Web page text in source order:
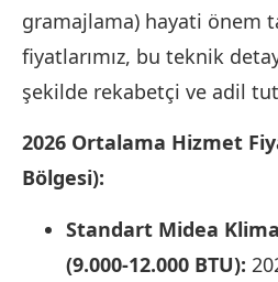
gramajlama) hayati önem
fiyatlarımız, bu teknik
şekilde rekabetçi ve adil
2026 Ortalama Hizmet
Bölgesi):
Standart Midea
(9.000-12.000 BTU):